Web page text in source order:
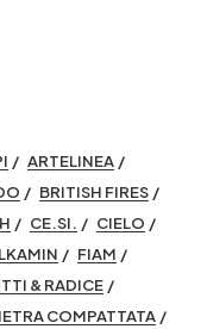
ARTELINEA
BRITISH FIRES
CE.SI.
CIELO
FIAM
& RADICE
COMPATTATA